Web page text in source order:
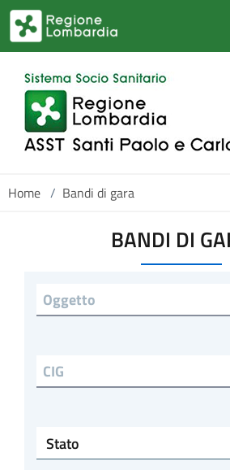
Salta al contenuto principale
Home / Bandi di gara
BANDI DI
Titolo
CIG
Stato